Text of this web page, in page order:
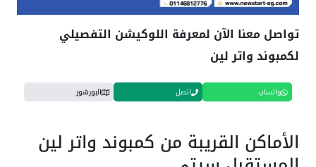
تواصل معنا الآن لمعرفة اللوكيشن التفصيلي
لكمبوند واتر لين
واتساب اتصل البورشور
الأماكن القريبة من كمبوند واتر لين